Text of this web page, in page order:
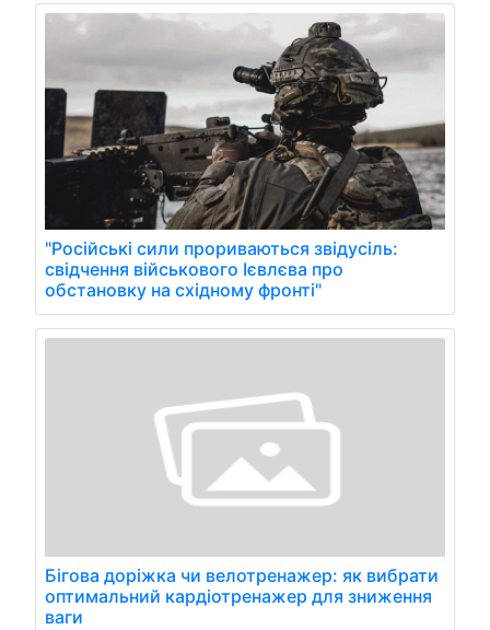
"Російські сили прориваються звідусіль:
свідчення військового Ієвлєва про
обстановку на східному фронті"
Бігова доріжка чи велотренажер: як вибрати
оптимальний кардіотренажер для зниження
ваги